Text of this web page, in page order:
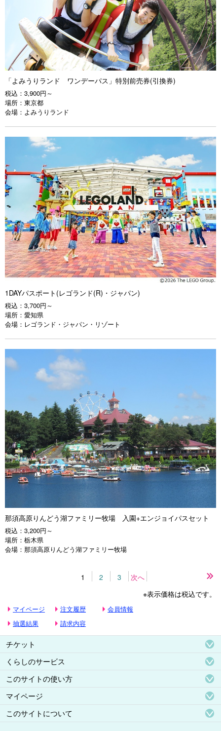
「よみうりランド ワンデーパス」特別前売券(引換券)
税込： 3,900円～
場所： 東京都
会場： よみうりランド
1DAYパスポート(レゴランド(R)・ジャパン)
税込： 3,700円～
場所： 愛知県
会場： レゴランド・ジャパン・リゾート
那須高原りんどう湖ファミリー牧場 入園+エンジョイパスセット
税込： 3,200円～
場所： 栃木県
会場： 那須高原りんどう湖ファミリー牧場
1 2 3 次へ
の
※表示価格は税込です。
マイページ 注文履歴
会員情報
抽選結果
請求内容
チケット
くらしのサービス
このサイトの使い方
マイページ
このサイトについて